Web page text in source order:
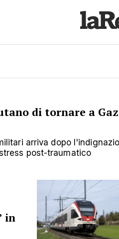
di tornare a
arriva dopo
post-traumatico
in